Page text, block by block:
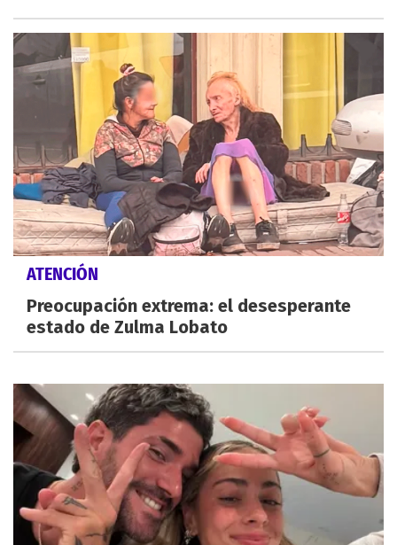
ATENCIÓN
Preocupación extrema: el desesperante
estado de Zulma Lobato